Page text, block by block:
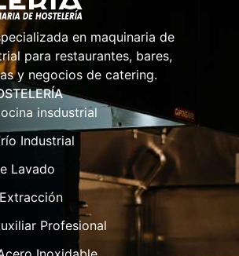
en maquinaria de
para restaurantes, bares,
y negocios de catering.
insdustrial
Industrial
Lavado
Profesional